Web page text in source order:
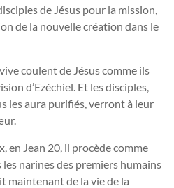
de Jésus pour la mission,
de la nouvelle création dans le
coulent de Jésus comme ils
d’Ezéchiel. Et les disciples,
les aura purifiés, verront à leur
en Jean 20, il procède comme
narines des premiers humains
maintenant de la vie de la